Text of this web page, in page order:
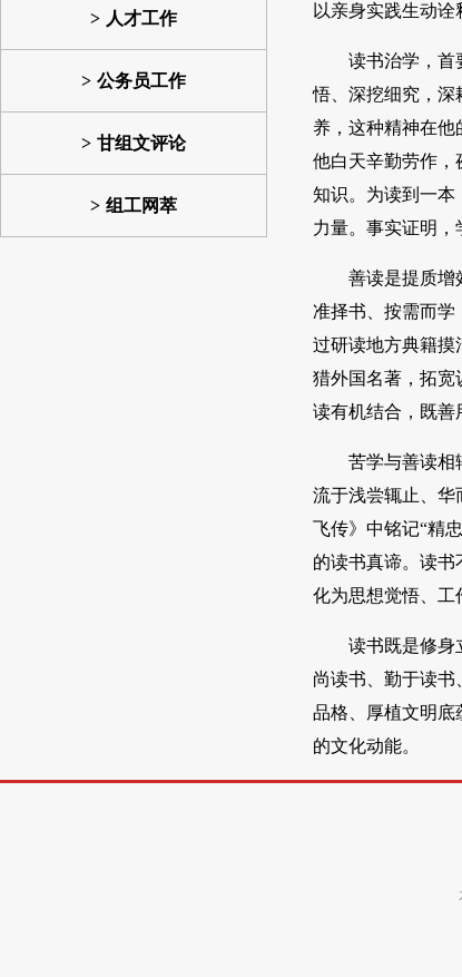
人才工作
公务员工作
甘组文评论
组工网萃
以亲身实践生动诠
读书治学，首
悟、深挖细究，深
养，这种精神在他
他白天辛勤劳作，
知识。为读到一本
力量。事实证明，
善读是提质增
准择书、按需而学
过研读地方典籍摸
猎外国名著，拓宽
读有机结合，既善
苦学与善读相
流于浅尝辄止、华
飞传》中铭记“精
的读书真谛。读
化为思想觉悟、工
读书既是修身
尚读书、勤于读
品格、厚植文明底
的文化动能。